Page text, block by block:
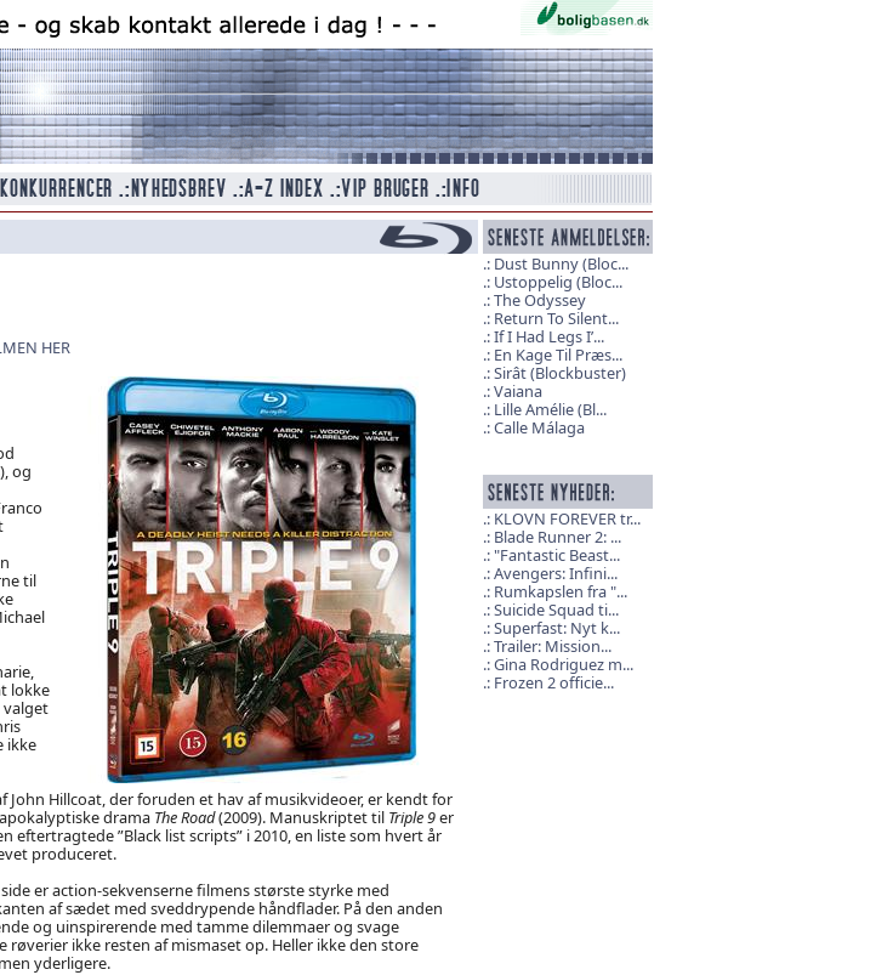
HER
og
til
lokke
ikke
Hillcoat, der foruden et hav af musikvideoer, er kendt for
drama The Road(2009). Manuskriptet til Triple 9er
”Black list scripts” i 2010, en liste som hvert år
produceret.
er action-sekvenserne filmens største styrke med
af sædet med sveddrypende håndflader. På den anden
og uinspirerende med tamme dilemmaer og svage
ikke resten af mismaset op. Heller ikke den store
yderligere.
Dust Bunny (Bloc...
Ustoppelig (Bloc...
The Odyssey
Return To Silent...
If I Had Legs I’...
En Kage Til Præs...
Sirât (Blockbuster)
Vaiana
Lille Amélie (Bl...
Calle Málaga
KLOVN FOREVER tr...
Blade Runner 2: ...
"Fantastic Beast...
Avengers: Infini...
Rumkapslen fra "...
Suicide Squad ti...
Superfast: Nyt k...
Trailer: Mission...
Gina Rodriguez m...
Frozen 2 officie...